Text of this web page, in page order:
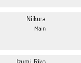
Niikura
Main